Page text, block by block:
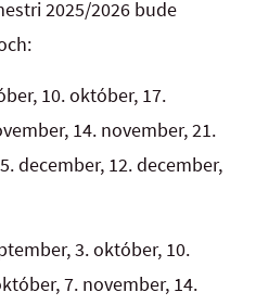
2025/2026 bude
10. október, 17.
14. november, 21.
december, 12. december,
3. október, 10.
7. november, 14.